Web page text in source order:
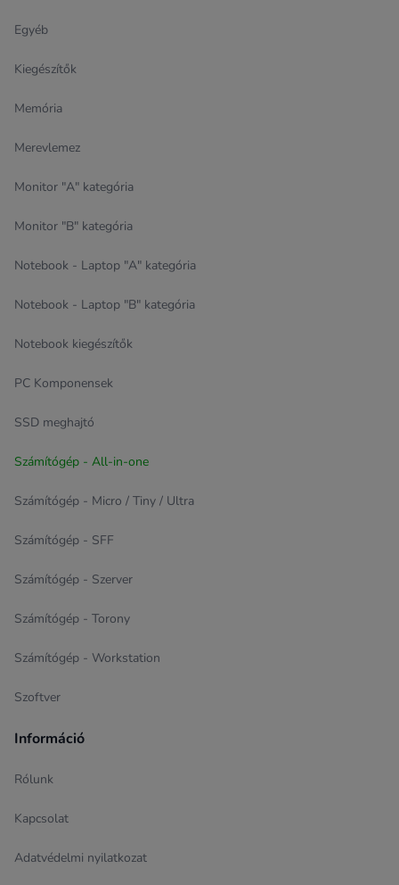
Egyéb
Kiegészítők
Memória
Merevlemez
Monitor "A" kategória
Monitor "B" kategória
Notebook - Laptop "A" kategória
Notebook - Laptop "B" kategória
Notebook kiegészítők
PC Komponensek
SSD meghajtó
Számítógép - All-in-one
Számítógép - Micro / Tiny / Ultra
Számítógép - SFF
Számítógép - Szerver
Számítógép - Torony
Számítógép - Workstation
Szoftver
Információ
Rólunk
Kapcsolat
Adatvédelmi nyilatkozat